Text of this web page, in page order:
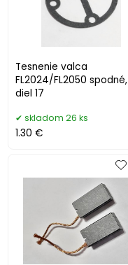
Tesnenie valca
FL2024/FL2050 spodné,
diel 17
skladom 26 ks
1.30 €